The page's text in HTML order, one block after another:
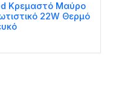
Κρεμαστό Μαύρο
22W Θερμό